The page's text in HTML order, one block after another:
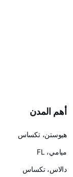
أهم المدن
هيوستن، تكساس
ميامي، FL
دالاس، تكساس